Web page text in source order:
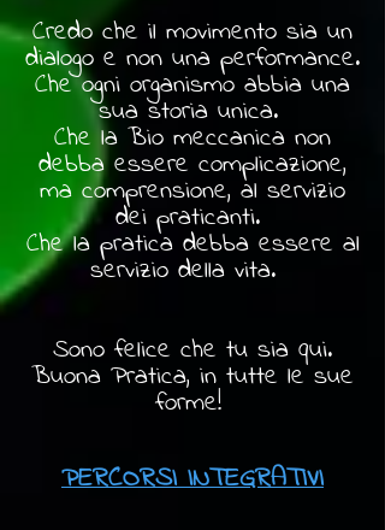
Credo che il movimento sia un
dialogo e non una performance.
Che ogni organismo abbia una
sua storia unica.
Che la Bio meccanica non
debba essere complicazione,
ma comprensione, al servizio
dei praticanti.
Che la pratica debba essere al
servizio della vita.
Sono felice che tu sia qui.
Buona Pratica, in tutte le sue
forme!
PERCORSI INTEGRATIVI